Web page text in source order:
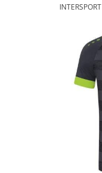
INTERSPORT